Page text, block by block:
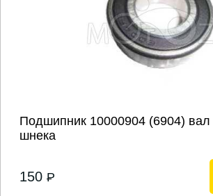
Подшипник 10000904 (6904)
шнека
150 P